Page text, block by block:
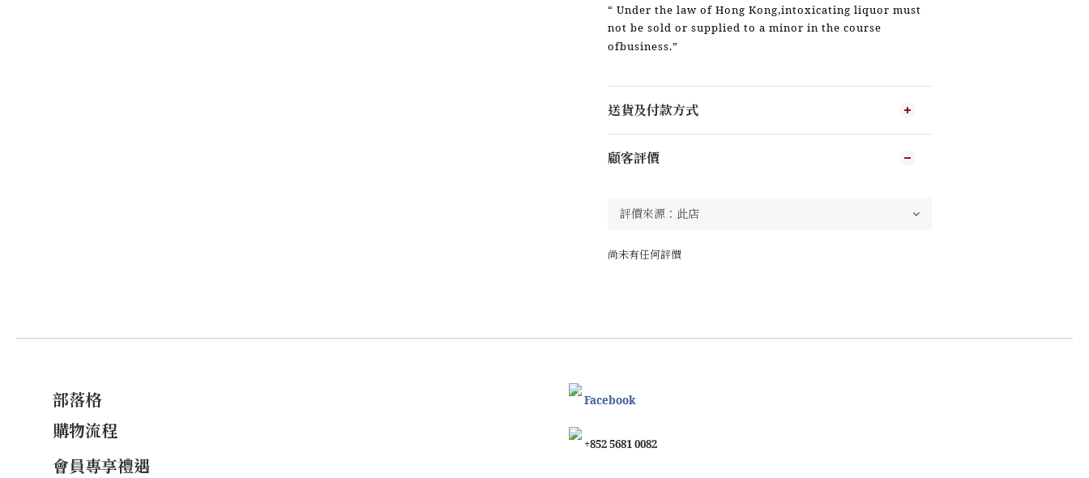
“ Under the law of Hong Kong,intoxicating liquor must
not be sold or supplied to a minor in the course
ofbusiness.”
送貨及付款方式
顧客評價
尚未有任何評價
部落格
購物流程
會員專享禮遇
Facebook
+852 5681 0082